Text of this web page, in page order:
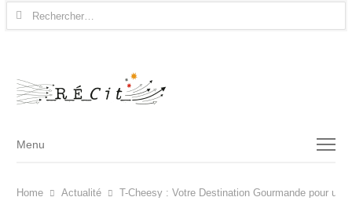
Rechercher :
Menu
Menu
Home Actualité T-Cheesy : Votre Destination Gourmande pour